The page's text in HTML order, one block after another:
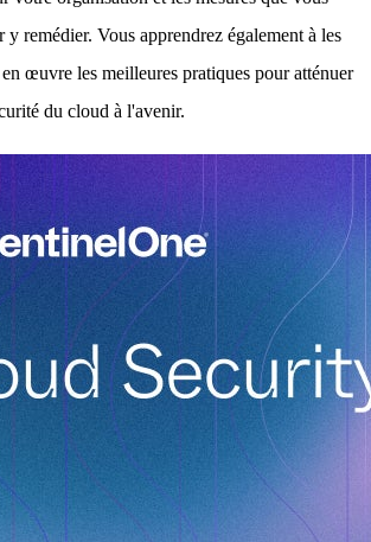
remédier. Vous apprendrez également à les
œuvre les meilleures pratiques pour atténuer
du cloud à l'avenir.